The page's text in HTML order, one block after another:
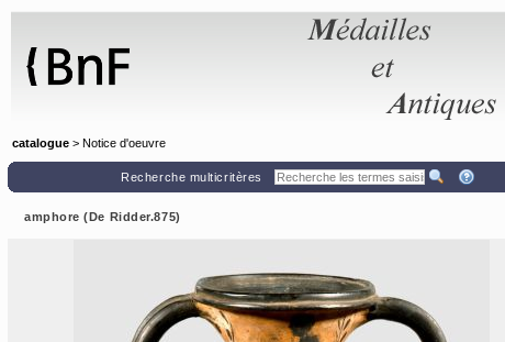
catalogue > Notice d'oeuvre
Recherche multicritères
amphore (De Ridder.875)